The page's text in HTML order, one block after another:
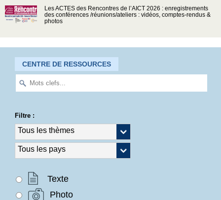
Les ACTES des Rencontres de l’AICT 2026 : enregistrements
des conférences /réunions/ateliers : vidéos, comptes-rendus &
photos
CENTRE DE RESSOURCES
Filtre :
Texte
Photo